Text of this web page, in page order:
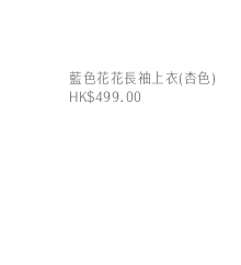
藍色花花長袖上衣(杏色)
HK$499.00